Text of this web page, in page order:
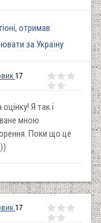
отримав
за Україну
17
Я так і
мною
Поки що це
17